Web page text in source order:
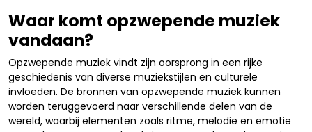
Waar komt opzwepende muziek
vandaan?
Opzwepende muziek vindt zijn oorsprong in een rijke
geschiedenis van diverse muziekstijlen en culturele
invloeden. De bronnen van opzwepende muziek kunnen
worden teruggevoerd naar verschillende delen van de
wereld, waarbij elementen zoals ritme, melodie en emotie